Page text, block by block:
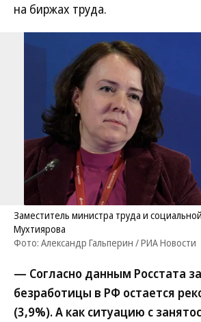
на биржах труда.
Заместитель министра труда и
Мухтиярова
Фото: Александр Гальперин / РИА Новости
— Согласно данным Росстата
безработицы в РФ остается
(3,9%). А как ситуацию с